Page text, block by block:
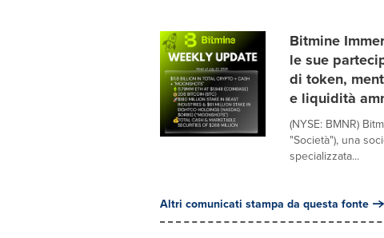
Bitmine
le sue
di token,
e liquidità
(NYSE: BMNR)
"Società"), una
specializzata...
Altri comunicati stampa da questa fonte